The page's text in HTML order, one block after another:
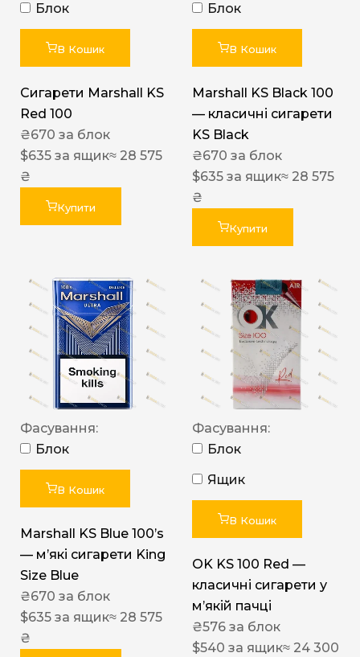
Блок
В Кошик
Сигарети Marshall KS
Red 100
₴670 за блок
$635 за ящик≈ 28 575
₴
Купити
Блок
В Кошик
Marshall KS Black 100
— класичні сигарети
KS Black
₴670 за блок
$635 за ящик≈ 28 575
₴
Купити
Фасування:
Блок
В Кошик
Marshall KS Blue 100’s
— м’які сигарети King
Size Blue
₴670 за блок
$635 за ящик≈ 28 575
₴
Фасування:
Блок
Ящик
В Кошик
OK KS 100 Red —
класичні сигарети у
м’якій пачці
₴576 за блок
$540 за ящик≈ 24 300